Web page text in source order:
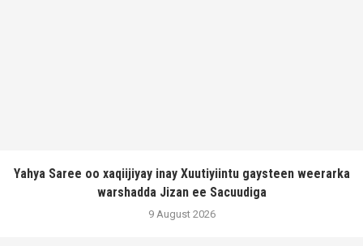
Yahya Saree oo xaqiijiyay inay Xuutiyiintu gaysteen weerarka
warshadda Jizan ee Sacuudiga
9 August 2026